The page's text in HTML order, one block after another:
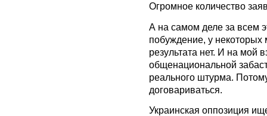
Огромное количество
А на самом деле за всем
побуждение, у
результата нет. И на мой
общенациональной
реального штурма.
договариваться.
Украинская оппозиция